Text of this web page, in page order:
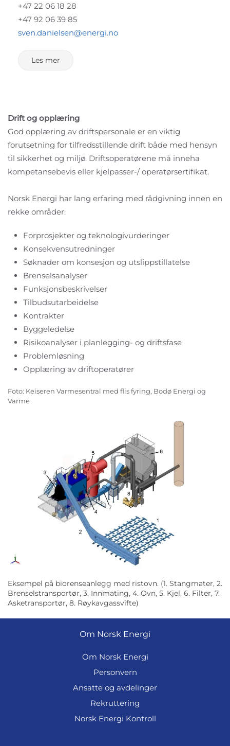
+47 22 06 18 28
+47 92 06 39 85
sven.danielsen@energi.no
Les mer
Drift og opplæring
God opplæring av driftspersonale er en viktig
forutsetning for tilfredsstillende drift både med hensyn
til sikkerhet og miljø. Driftsoperatørene må inneha
kompetansebevis eller kjelpasser-/ operatørsertifikat.
Norsk Energi har lang erfaring med rådgivning innen en
rekke områder:
Forprosjekter og teknologivurderinger
Konsekvensutredninger
Søknader om konsesjon og utslippstillatelse
Brenselsanalyser
Funksjonsbeskrivelser
Tilbudsutarbeidelse
Kontrakter
Byggeledelse
Risikoanalyser i planlegging- og driftsfase
Problemløsning
Opplæring av driftoperatører
Foto: Keiseren Varmesentral med flis fyring, Bodø Energi og
Varme
Eksempel på biorenseanlegg med ristovn. (1. Stangmater, 2.
Brenselstransportør, 3. Innmating, 4. Ovn, 5. Kjel, 6. Filter, 7.
Asketransportør, 8. Røykavgassvifte)
Om Norsk Energi
Om Norsk Energi
Personvern
Ansatte og avdelinger
Rekruttering
Norsk Energi Kontroll